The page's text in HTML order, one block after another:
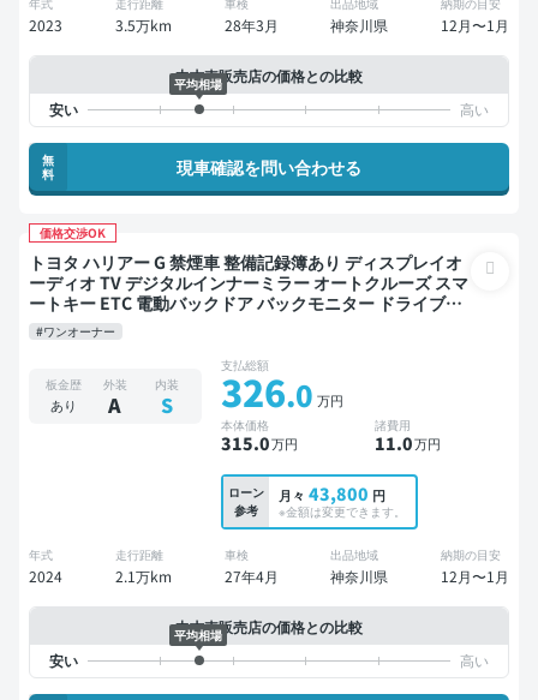
2023 3.5万km 28年3月 神奈川県 12月〜1月
中古車販売店の価格との比較
平均相場
無
料
現車確認を問い合わせる
価格交渉OK
トヨタ ハリアー G 禁煙車 整備記録簿あり ディスプレイオ
ーディオ TV デジタルインナーミラー オートクルーズ スマ
ートキー ETC 電動バックドア バックモニター ドライブレ
コーダー 衝突軽減
#ワンオーナー
板金歴
あり
外装
A
内装
S
支払総額
326.0 万円
本体価格
315.0万円
諸費用
11.0万円
ローン
参考
月々 43,800 円
※金額は変更できます。
年式
2024
走行距離
2.1万km
車検
27年4月
出品地域
神奈川県
納期の目安
12月〜1月
中古車販売店の価格との比較
平均相場